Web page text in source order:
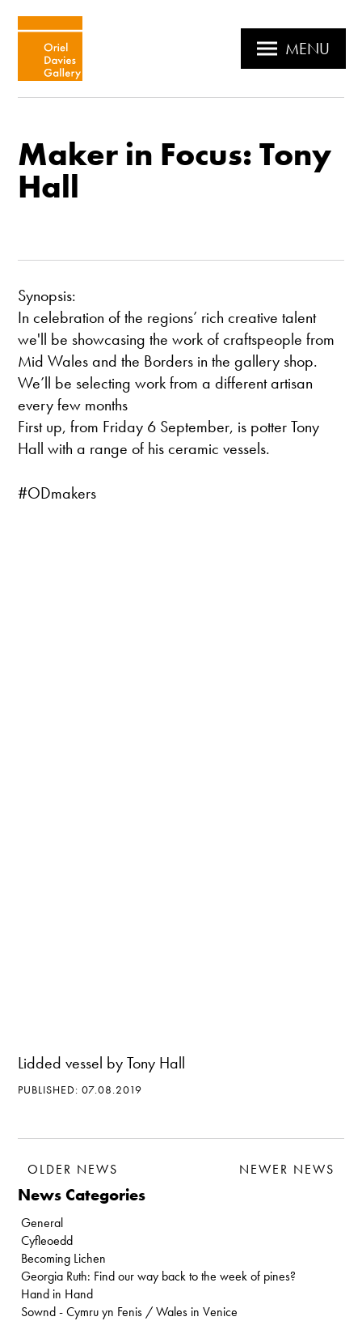
MENU
Maker in Focus: Tony
Hall
Synopsis:
In celebration of the regions’ rich creative talent
we'll be showcasing the work of craftspeople from
Mid Wales and the Borders in the gallery shop.
We’ll be selecting work from a different artisan
every few months
First up, from Friday 6 September, is potter Tony
Hall with a range of his ceramic vessels.
#ODmakers
Lidded vessel by Tony Hall
PUBLISHED: 07.08.2019
OLDER NEWS NEWER NEWS
News Categories
General
Cyfleoedd
Becoming Lichen
Georgia Ruth: Find our way back to the week of pines?
Hand in Hand
Sownd - Cymru yn Fenis / Wales in Venice